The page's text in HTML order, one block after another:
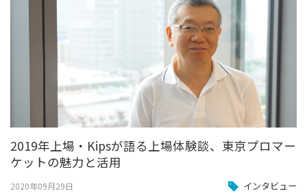
2019年上場・Kipsが語る上場体験談、東京プロマー
ケットの魅力と活用
2020年09月29日 インタビュー